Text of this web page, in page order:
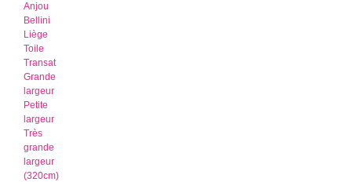
Anjou
Bellini
Liège
Toile
Transat
Grande
largeur
Petite
largeur
Très
grande
largeur
(320cm)